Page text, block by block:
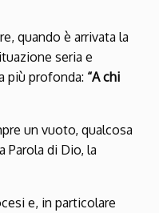
quando è arrivata la
seria e
più profonda: “A chi
un vuoto, qualcosa
Parola di Dio, la
e, in particolare